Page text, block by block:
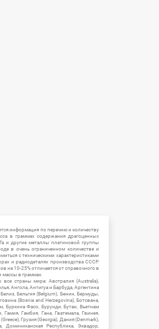
информация по перечню и количеству
в граммах содержания драгоценных
и другие металлы платиновой группы
в очень ограниченном количестве и
с техническими характеристиками
и радиодеталях производства СССР.
на 10-25% отличается от справочного в
массы в граммах.
страны мира: Австралия (Australia),
Ангола, Антигуа и Барбуда, Аргентина
Бельгия (Belgium), Бенин, Бермуды,
(Bosnia and Herzegovina), Ботсвана,
Буркина Фасо, Бурунди, Бутан, Вьетнам
Гамия, Гамбия, Гана, Гватемала, Гвинея,
Грузия (Georgia), Дания (Denmark),
Республика, Эквадор,